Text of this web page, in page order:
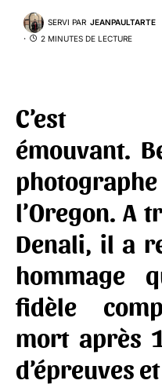
SERVI PAR JEANPAULTARTE
2 MINUTES DE LECTURE
C’est
émouvant.
l’Oregon. A
Denali, il a
hommage
fidèle
mort après
d’épreuves